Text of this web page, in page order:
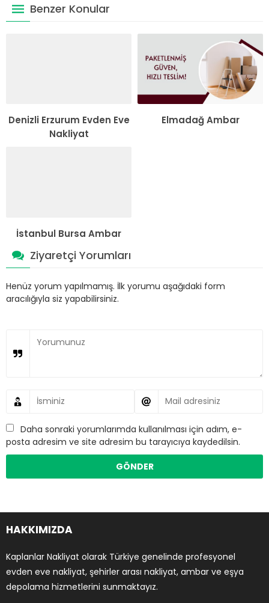
Benzer Konular
Denizli Erzurum Evden Eve
Nakliyat
Elmadağ Ambar
İstanbul Bursa Ambar
Ziyaretçi Yorumları
Henüz yorum yapılmamış. İlk yorumu aşağıdaki form
aracılığıyla siz yapabilirsiniz.
Daha sonraki yorumlarımda kullanılması için adım, e-
posta adresim ve site adresim bu tarayıcıya kaydedilsin.
HAKKIMIZDA
Kaplanlar Nakliyat olarak Türkiye genelinde profesyonel
evden eve nakliyat, şehirler arası nakliyat, ambar ve eşya
depolama hizmetlerini sunmaktayız.